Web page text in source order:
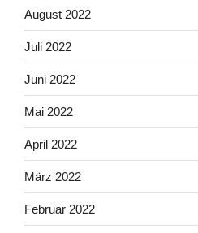
August 2022
Juli 2022
Juni 2022
Mai 2022
April 2022
März 2022
Februar 2022